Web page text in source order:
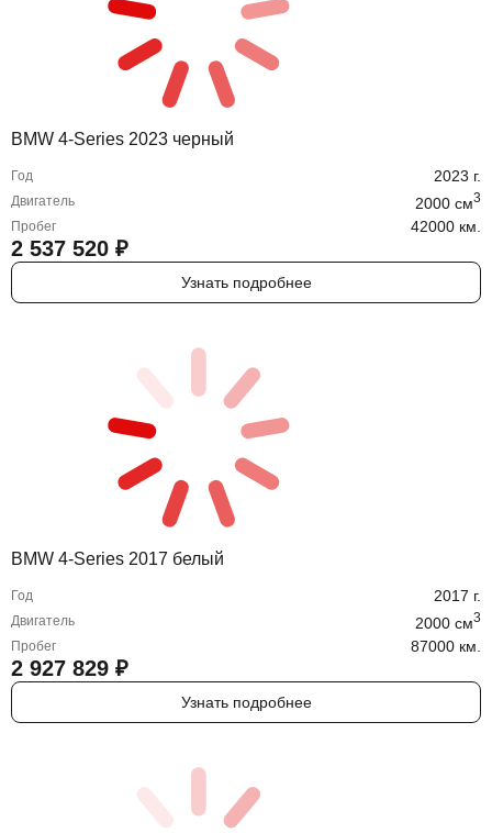
BMW 4-Series 2023 черный
Год 2023 г.
Двигатель 2000 cм3
Пробег 42000 км.
2 537 520 ₽
Узнать подробнее
BMW 4-Series 2017 белый
Год 2017 г.
Двигатель 2000 cм3
Пробег 87000 км.
2 927 829 ₽
Узнать подробнее